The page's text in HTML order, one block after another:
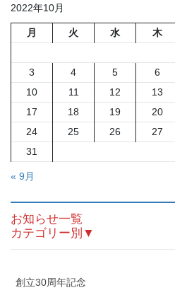
2022年10月
月 火 水 木
3
4 5 6
10
11 12 13
17
18 19 20
24
25 26 27
31
« 9月
お知らせ一覧
カテゴリー別▼
創立30周年記念